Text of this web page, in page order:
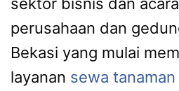
perusahaan dan
Bekasi yang mulai
layanan sewa tanaman